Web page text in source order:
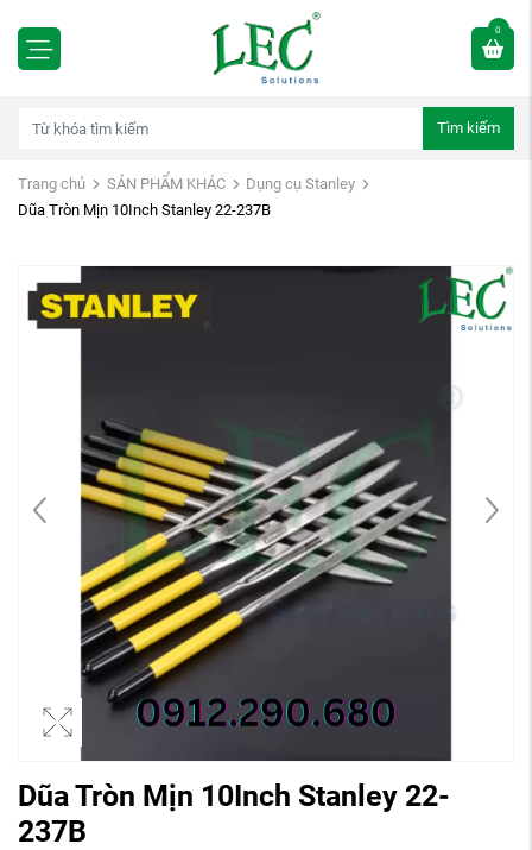
0
Tìm kiếm
Trang chủ SẢN PHẨM KHÁC
Dụng cụ Stanley
Dũa Tròn Mịn 10Inch Stanley 22-237B
Dũa Tròn Mịn 10Inch Stanley 22-
237B